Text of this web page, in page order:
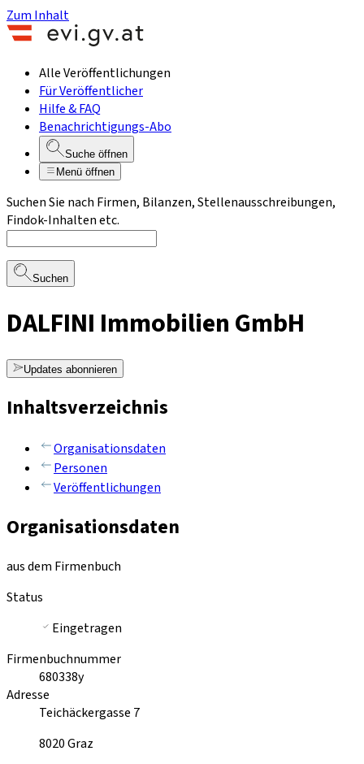
Zum Inhalt
Alle Veröffentlichungen
Für Veröffentlicher
Hilfe & FAQ
Benachrichtigungs-Abo
Suche öffnen
Menü öffnen
Suchen Sie nach Firmen, Bilanzen, Stellenausschreibungen,
Findok-Inhalten etc.
Suchen
DALFINI Immobilien GmbH
Updates abonnieren
Inhaltsverzeichnis
Organisationsdaten
Personen
Veröffentlichungen
Organisationsdaten
aus dem Firmenbuch
Status
Eingetragen
Firmenbuchnummer
680338y
Adresse
Teichäckergasse 7
8020Graz